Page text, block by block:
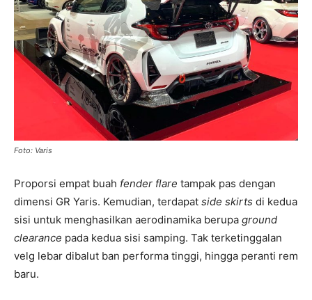
Foto: Varis
Proporsi empat buah fender flare tampak pas dengan
dimensi GR Yaris. Kemudian, terdapat side skirts di kedua
sisi untuk menghasilkan aerodinamika berupa ground
clearance pada kedua sisi samping. Tak terketinggalan
velg lebar dibalut ban performa tinggi, hingga peranti rem
baru.